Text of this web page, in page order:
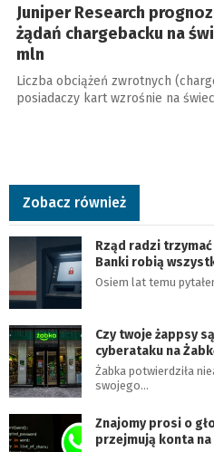
Juniper Research
żądań chargebacku na
mln
Liczba obciążeń zwrotnych
posiadaczy kart wzrośnie na
Zobacz również
Rząd radzi
Banki robią
Osiem lat temu
Czy twoje żappsy
cyberataku na
Żabka potwierdziła
swojego…
Znajomy prosi o
przejmują konta